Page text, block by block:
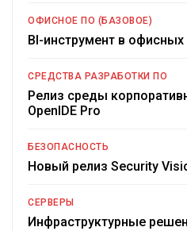
ОФИСНОЕ ПО (БАЗОВОЕ)
BI-инструмент в
СРЕДСТВА РАЗРАБОТКИ ПО
Релиз среды
OpenIDE Pro
БЕЗОПАСНОСТЬ
Новый релиз Security
СЕРВЕРЫ
Инфраструктурные